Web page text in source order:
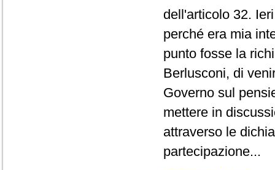
dell'articolo 32.
perché era mia
punto fosse la
Berlusconi, di
Governo sul
mettere in
attraverso le
partecipazione...